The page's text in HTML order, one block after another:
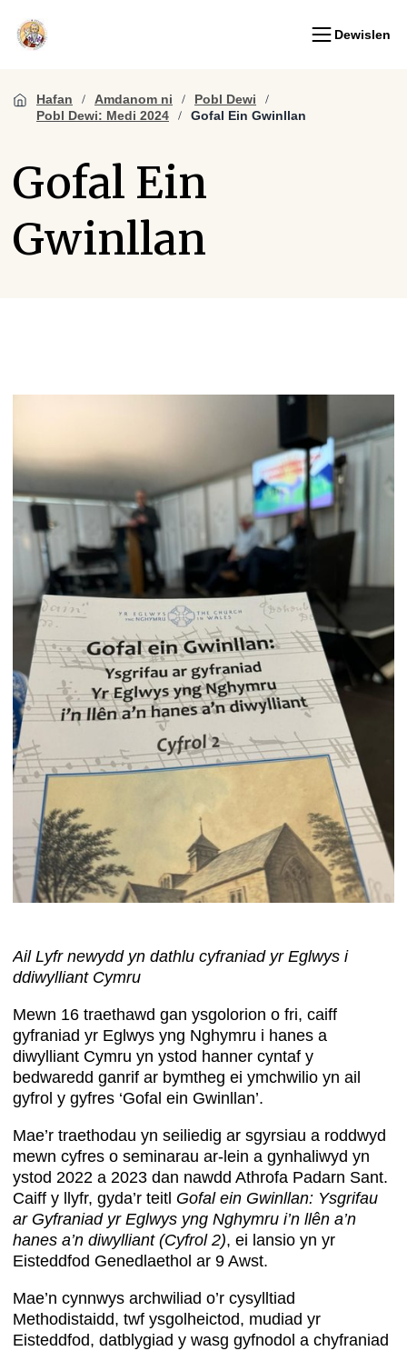
Dewislen
Hafan Amdanom ni
Pobl Dewi
Pobl Dewi: Medi 2024
Gofal Ein Gwinllan
Gofal Ein
Gwinllan
Ail Lyfr newydd yn dathlu cyfraniad yr Eglwys i
ddiwylliant Cymru
Mewn 16 traethawd gan ysgolorion o fri, caiff
gyfraniad yr Eglwys yng Nghymru i hanes a
diwylliant Cymru yn ystod hanner cyntaf y
bedwaredd ganrif ar bymtheg ei ymchwilio yn ail
gyfrol y gyfres ‘Gofal ein Gwinllan’.
Mae’r traethodau yn seiliedig ar sgyrsiau a roddwyd
mewn cyfres o seminarau ar-lein a gynhaliwyd yn
ystod 2022 a 2023 dan nawdd Athrofa Padarn Sant.
Caiff y llyfr, gyda’r teitl Gofal ein Gwinllan: Ysgrifau
ar Gyfraniad yr Eglwys yng Nghymru i’n llên a’n
hanes a’n diwylliant (Cyfrol 2), ei lansio yn yr
Eisteddfod Genedlaethol ar 9 Awst.
Mae’n cynnwys archwiliad o’r cysylltiad
Methodistaidd, twf ysgolheictod, mudiad yr
Eisteddfod, datblygiad y wasg gyfnodol a chyfraniad